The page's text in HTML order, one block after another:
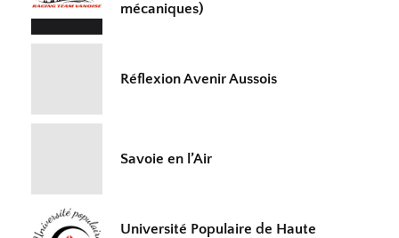
mécaniques)
Réflexion Avenir Aussois
Savoie en l’Air
Université Populaire de Haute